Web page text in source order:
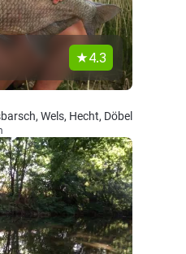
4.3
Wels, Hecht, Döbel